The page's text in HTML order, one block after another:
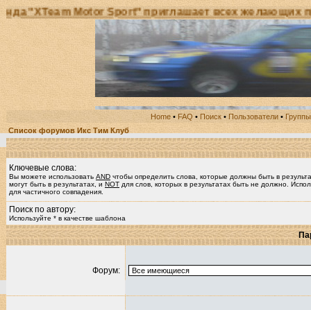
Motor Sport" приглашает всех желающих
Home • FAQ • Поиск • Пользователи • Группы
Список форумов Икс Тим Клуб
Ключевые слова:
Вы можете использовать AND чтобы определить слова, которые должны быть в
могут быть в результатах, и NOT для слов, которых в результатах быть не должно.
для частичного совпадения.
Поиск по автору:
Используйте * в качестве шаблона
Форум: